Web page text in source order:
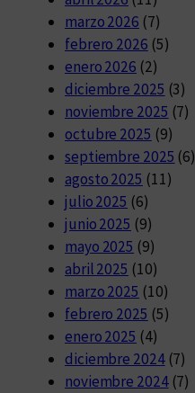
marzo 2026 (7)
febrero 2026 (5)
enero 2026 (2)
diciembre 2025 (3)
noviembre 2025 (7)
octubre 2025 (9)
septiembre 2025 (6)
agosto 2025 (11)
julio 2025 (6)
junio 2025 (9)
mayo 2025 (9)
abril 2025 (10)
marzo 2025 (10)
febrero 2025 (5)
enero 2025 (4)
diciembre 2024(7)
noviembre 2024(7)